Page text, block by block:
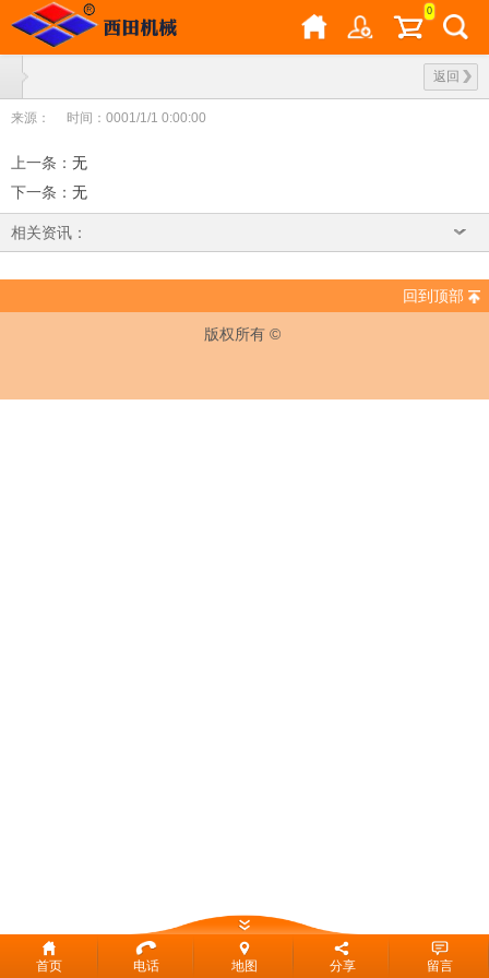
0
返回
来源： 时间：0001/1/1 0:00:00
上一条 ： 无
下一条 ： 无
相关资讯：
回到顶部
版权所有 ©
首页 电话 地图 分享 留言